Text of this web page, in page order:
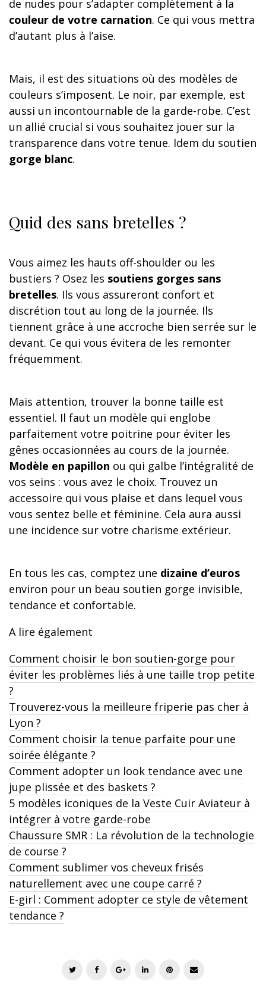
de nudes pour s’adapter complètement à la
couleur de votre carnation. Ce qui vous mettra
d’autant plus à l’aise.
Mais, il est des situations où des modèles de
couleurs s’imposent. Le noir, par exemple, est
aussi un incontournable de la garde-robe. C’est
un allié crucial si vous souhaitez jouer sur la
transparence dans votre tenue. Idem du soutien
gorge blanc.
Quid des sans bretelles ?
Vous aimez les hauts off-shoulder ou les
bustiers ? Osez les soutiens gorges sans
bretelles. Ils vous assureront confort et
discrétion tout au long de la journée. Ils
tiennent grâce à une accroche bien serrée sur le
devant. Ce qui vous évitera de les remonter
fréquemment.
Mais attention, trouver la bonne taille est
essentiel. Il faut un modèle qui englobe
parfaitement votre poitrine pour éviter les
gênes occasionnées au cours de la journée.
Modèle en papillon ou qui galbe l’intégralité de
vos seins : vous avez le choix. Trouvez un
accessoire qui vous plaise et dans lequel vous
vous sentez belle et féminine. Cela aura aussi
une incidence sur votre charisme extérieur.
En tous les cas, comptez une dizaine d’euros
environ pour un beau soutien gorge invisible,
tendance et confortable.
A lire également
Comment choisir le bon soutien-gorge pour
éviter les problèmes liés à une taille trop petite
?
Trouverez-vous la meilleure friperie pas cher à
Lyon ?
Comment choisir la tenue parfaite pour une
soirée élégante ?
Comment adopter un look tendance avec une
jupe plissée et des baskets ?
5 modèles iconiques de la Veste Cuir Aviateur à
intégrer à votre garde-robe
Chaussure SMR : La révolution de la technologie
de course ?
Comment sublimer vos cheveux frisés
naturellement avec une coupe carré ?
E-girl : Comment adopter ce style de vêtement
tendance ?